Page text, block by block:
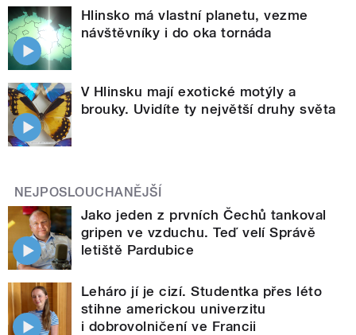
Hlinsko má vlastní planetu, vezme
návštěvníky i do oka tornáda
V Hlinsku mají exotické motýly a
brouky. Uvidíte ty největší druhy světa
NEJPOSLOUCHANĚJŠÍ
Jako jeden z prvních Čechů tankoval
gripen ve vzduchu. Teď velí Správě
letiště Pardubice
Leháro jí je cizí. Studentka přes léto
stihne americkou univerzitu
i dobrovolničení ve Francii